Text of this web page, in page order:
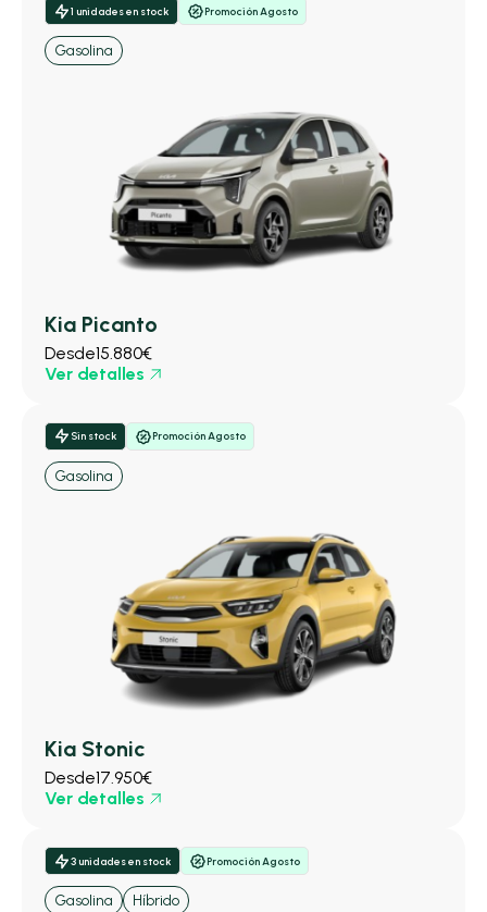
1 unidades en stock Promoción Agosto
Gasolina
Kia Picanto
Desde15.880€
Ver detalles
Sin stock Promoción Agosto
Gasolina
Kia Stonic
Desde17.950€
Ver detalles
3 unidades en stock Promoción Agosto
Gasolina Híbrido